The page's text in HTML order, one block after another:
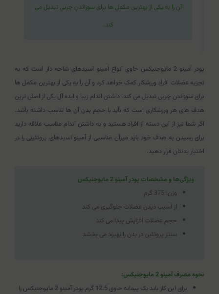
آن را به یکی از بهترین مکمل ها برای سوزاندن چربی تبدیل می
کند.
پودر آمینو 2 مایوجنیکس حاوی انواع آمینو اسیدهای شاخه دار است که به
تجزیه عضلات افراد ورزشکار کمک خواهد کرد و آن را به یکی از بهترین مکمل ها
برای سوزاندن چربی تبدیل می کند. داشتن اندام زیبا و ایده آل یکی از اصلی ترین
هدف های هر ورزشکاری است که باید با حجم بدن آن ‌ها تناسب داشته باشد.
اگر شما نیز از این دسته از افراد هستید و به داشتن اندام مناسب علاقه دارید
برای رسیدن به هدف خود باید میزان مناسبی از آمینو اسیدهای پروتئینی را در
اختیار بدنتان قرار دهید.
ویژگی‌ها و مشخصات پودر آمینو 2 مایوجنیکس
وزن: 375 گرم
از آسیب دیدن عضلات جلوگیری می کند
حجم عضلات افزایش پیدا می کند
سنتز پروتئین در بدن را بهبود می بخشد
نحوه مصرفآمینو 2 مایوجنیکس
:
برای این کار باید یک پیمانه حاوی 12.5 گرم پودر آمینو 2 مایوجنیکس را